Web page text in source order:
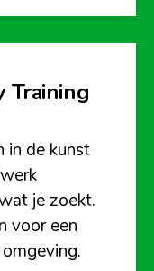
Training
in de kunst
je zoekt.
voor een